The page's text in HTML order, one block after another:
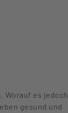
Worauf es jedoch
gesund und